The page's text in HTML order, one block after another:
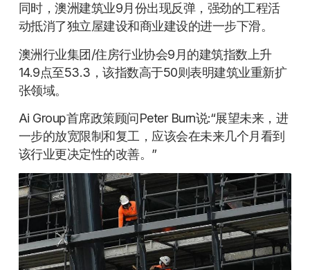
同时，澳洲建筑业9月份出现反弹，强劲的工程活
动抵消了独立屋建设和商业建设的进一步下滑。
澳洲行业集团/住房行业协会9月的建筑指数上升
14.9点至53.3，该指数高于50则表明建筑业重新扩
张领域。
Ai Group首席政策顾问Peter Burn说:“展望未来，进
一步的放宽限制和复工，应该会在未来几个月看到
该行业更决定性的改善。”